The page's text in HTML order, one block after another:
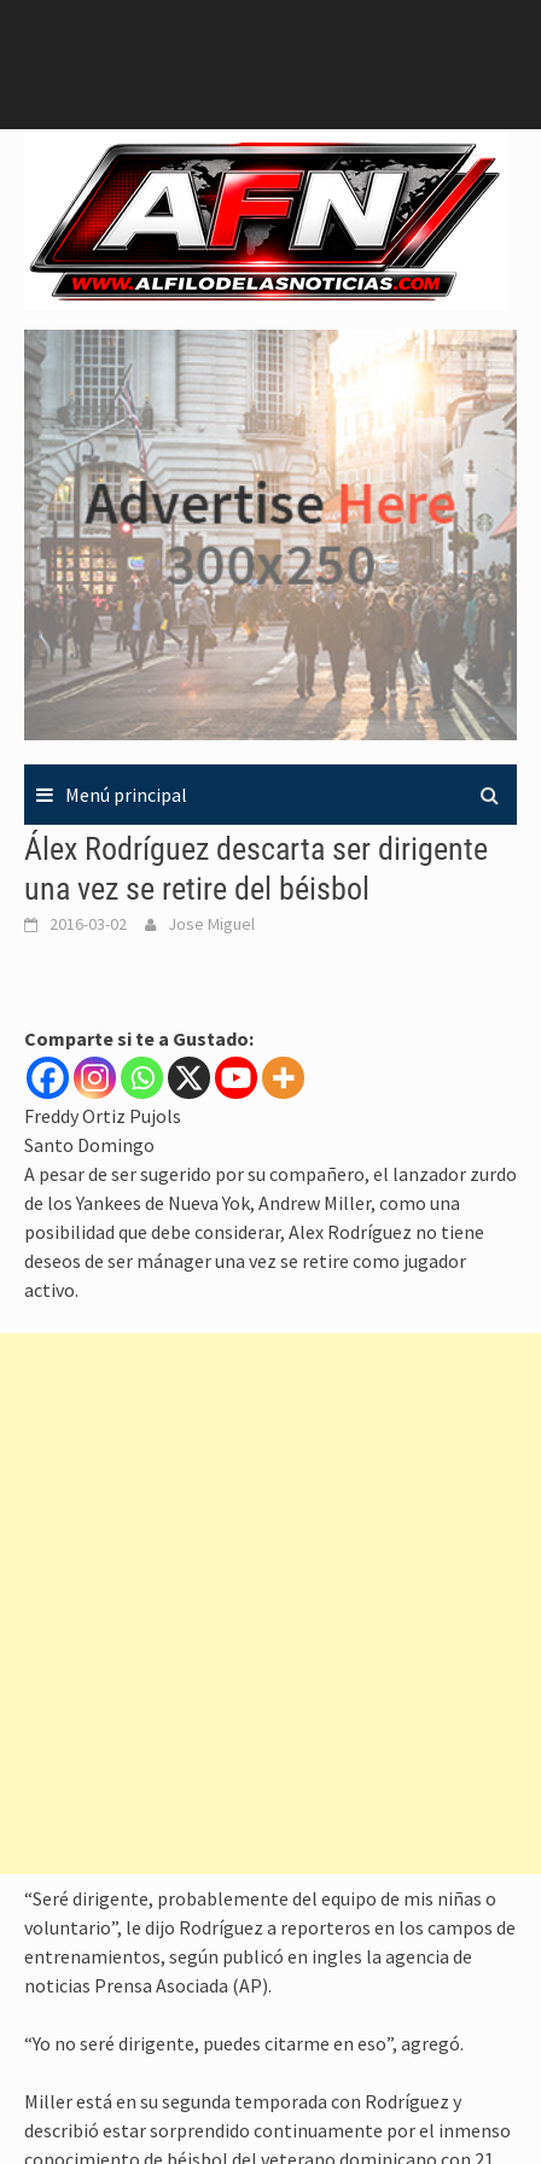
Menú principal
Álex Rodríguez descarta ser dirigente
una vez se retire del béisbol
2016-03-02 Jose Miguel
Comparte si te a Gustado:
Freddy Ortiz Pujols
Santo Domingo
A pesar de ser sugerido por su compañero, el lanzador zurdo
de los Yankees de Nueva Yok, Andrew Miller, como una
posibilidad que debe considerar, Alex Rodríguez no tiene
deseos de ser mánager una vez se retire como jugador
activo.
“Seré dirigente, probablemente del equipo de mis niñas o
voluntario”, le dijo Rodríguez a reporteros en los campos de
entrenamientos, según publicó en ingles la agencia de
noticias Prensa Asociada (AP).
“Yo no seré dirigente, puedes citarme en eso”, agregó.
Miller está en su segunda temporada con Rodríguez y
describió estar sorprendido continuamente por el inmenso
conocimiento de béisbol del veterano dominicano con 21